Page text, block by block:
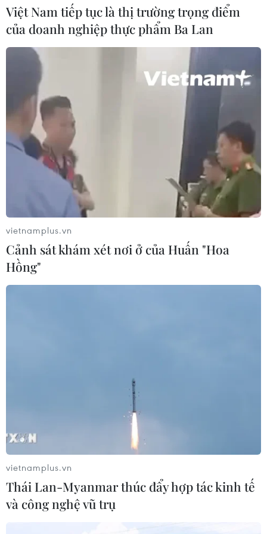
Lở đất tại Ethiopia khiến ít nhất 14
người thiệt mạng
04/08/2026 10:53
Động đất tại Venezuela: Số người
thiệt mạng đã tăng lên hơn 6.000
người
04/08/2026 10:17
Liên hệ
Việt Nam tiếp tục là thị trường trọng điểm
của doanh nghiệp thực phẩm Ba Lan
vietnamplus.vn
Cảnh sát khám xét nơi ở của Huấn "Hoa
Hồng"
vietnamplus.vn
Thái Lan-Myanmar thúc đẩy hợp tác kinh tế
và công nghệ vũ trụ